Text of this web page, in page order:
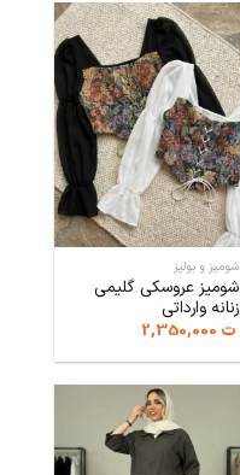
شومیز و بولیز
شومیز عروسکی گلیمی
زنانه وارداتی
ت2,350,000